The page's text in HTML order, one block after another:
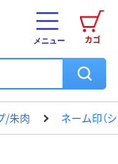
カゴ
メニュー
/朱肉 ネーム印（